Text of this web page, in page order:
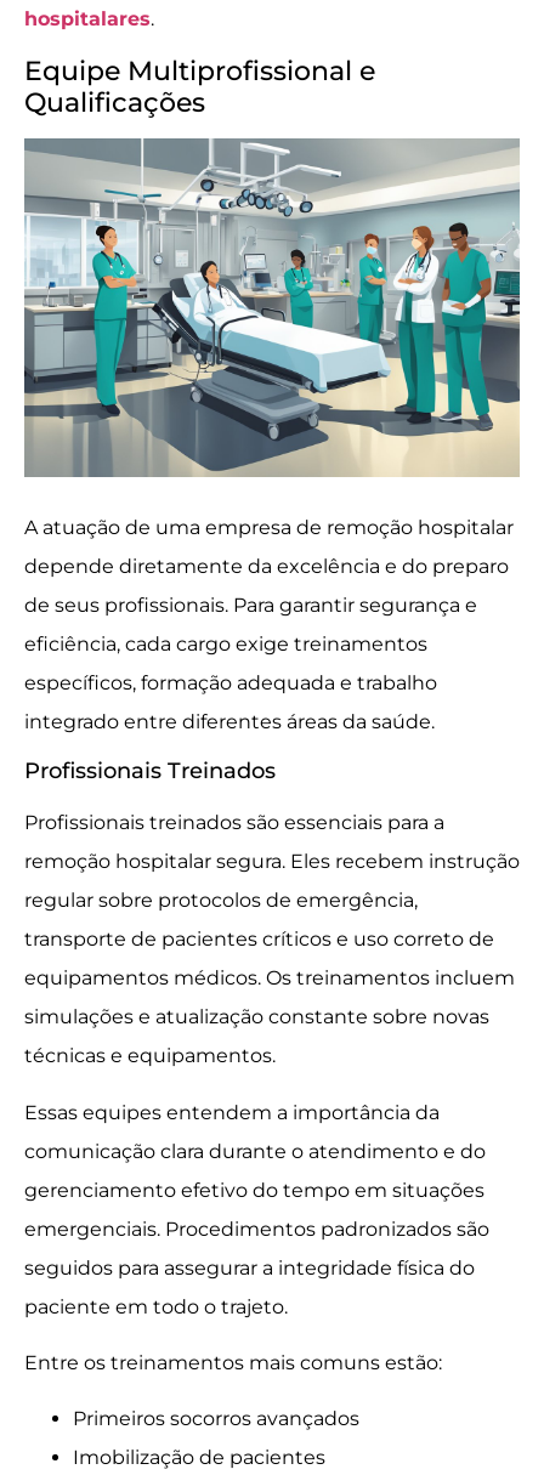
hospitalares.
Equipe Multiprofissional e
Qualificações
A atuação de uma empresa de remoção hospitalar
depende diretamente da excelência e do preparo
de seus profissionais. Para garantir segurança e
eficiência, cada cargo exige treinamentos
específicos, formação adequada e trabalho
integrado entre diferentes áreas da saúde.
Profissionais Treinados
Profissionais treinados são essenciais para a
remoção hospitalar segura. Eles recebem instrução
regular sobre protocolos de emergência,
transporte de pacientes críticos e uso correto de
equipamentos médicos. Os treinamentos incluem
simulações e atualização constante sobre novas
técnicas e equipamentos.
Essas equipes entendem a importância da
comunicação clara durante o atendimento e do
gerenciamento efetivo do tempo em situações
emergenciais. Procedimentos padronizados são
seguidos para assegurar a integridade física do
paciente em todo o trajeto.
Entre os treinamentos mais comuns estão:
Primeiros socorros avançados
Imobilização de pacientes